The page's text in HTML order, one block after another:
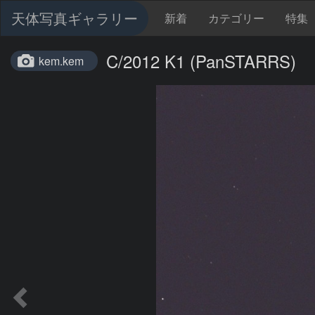
天体写真ギャラリー 新着 カテゴリー 特集
kem.kem C/2012 K1 (PanSTARRS)